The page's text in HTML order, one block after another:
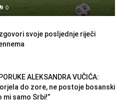
0
svoje posljednje riječi
ALEKSANDRA VUČIĆA:
do zore, ne postoje bosanski
mi samo Srbi!”